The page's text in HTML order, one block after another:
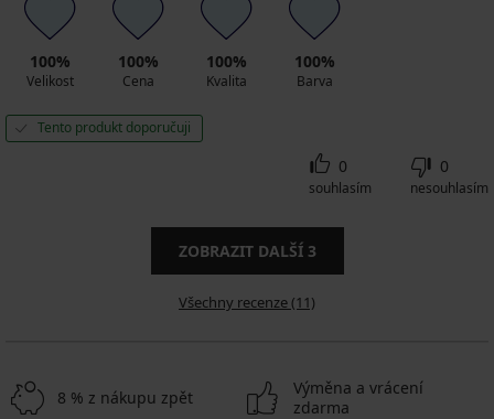
100%
Velikost
100%
Cena
100%
Kvalita
100%
Barva
Tento produkt doporučuji
0
souhlasím
0
nesouhlasím
ZOBRAZIT DALŠÍ 3
Všechny recenze (11)
8 % z nákupu zpět
Výměna a vrácení
zdarma